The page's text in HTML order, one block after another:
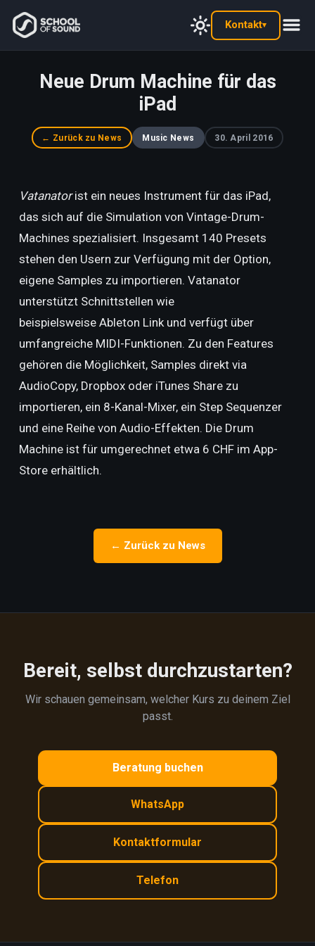
Kontakt▾
Neue Drum Machine für das
iPad
← Zurück zu News Music News 30. April 2016
Vatanatorist ein neues Instrument für das iPad,
das sich auf die Simulation von Vintage-Drum-
Machines spezialisiert. Insgesamt 140 Presets
stehen den Usern zur Verfügung mit der Option,
eigene Samples zu importieren. Vatanator
unterstützt Schnittstellen wie
beispielsweise Ableton Link und verfügt über
umfangreiche MIDI-Funktionen. Zu den Features
gehören die Möglichkeit, Samples direkt via
AudioCopy, Dropbox oder iTunes Share zu
importieren, ein 8-Kanal-Mixer, ein Step Sequenzer
und eine Reihe von Audio-Effekten. Die Drum
Machine ist für umgerechnet etwa 6 CHF im App-
Store erhältlich.
← Zurück zu News
Bereit, selbst durchzustarten?
Wir schauen gemeinsam, welcher Kurs zu deinem Ziel
passt.
Beratung buchen
WhatsApp
Kontaktformular
Telefon